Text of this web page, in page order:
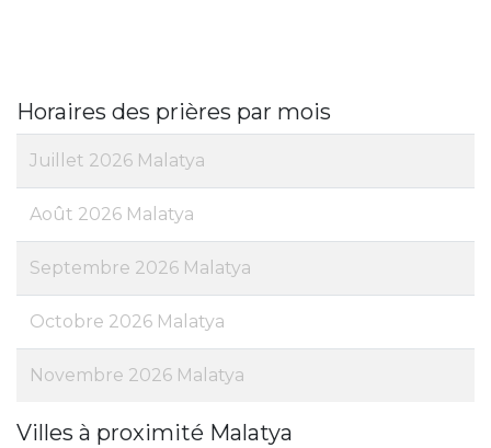
Horaires des prières par mois
Juillet 2026 Malatya
Août 2026 Malatya
Septembre 2026 Malatya
Octobre 2026 Malatya
Novembre 2026 Malatya
Villes à proximité Malatya